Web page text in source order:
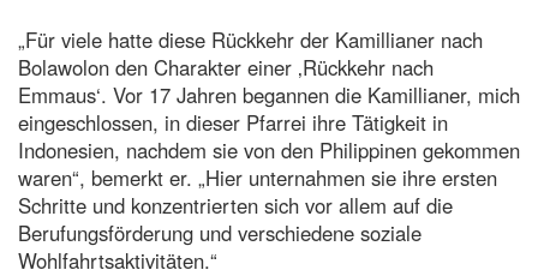
„Für viele hatte diese Rückkehr der Kamillianer nach
Bolawolon den Charakter einer ‚Rückkehr nach
Emmaus‘. Vor 17 Jahren begannen die Kamillianer, mich
eingeschlossen, in dieser Pfarrei ihre Tätigkeit in
Indonesien, nachdem sie von den Philippinen gekommen
waren“, bemerkt er. „Hier unternahmen sie ihre ersten
Schritte und konzentrierten sich vor allem auf die
Berufungsförderung und verschiedene soziale
Wohlfahrtsaktivitäten.“